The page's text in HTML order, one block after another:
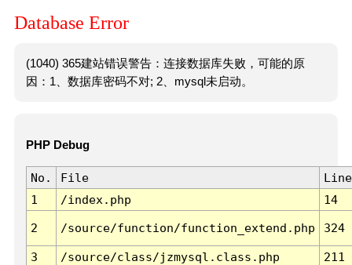
Database Error
(1040) 365建站错误警告：连接数据库失败，可能的原
因：1、数据库密码不对; 2、mysql未启动。
PHP Debug
No. File
Line
1
/index.php 14
2 /source/function/function_extend.php 324
3 /source/class/jzmysql.class.php
211